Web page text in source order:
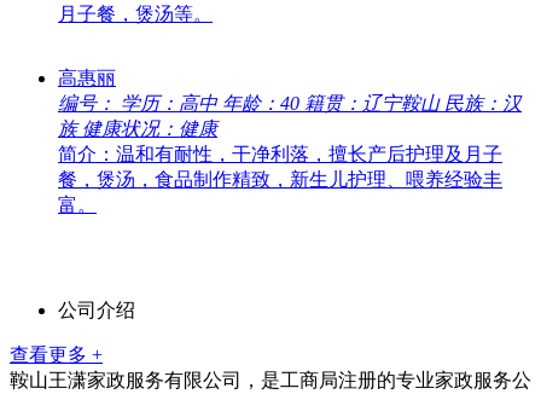
月子餐，煲汤等。
高惠丽
编号： 学历：高中 年龄：40 籍贯：辽宁鞍山 民族：汉
族 健康状况：健康
简介：温和有耐性，干净利落，擅长产后护理及月子
餐，煲汤，食品制作精致，新生儿护理、喂养经验丰
富。
公司介绍
查看更多 +
鞍山王潇家政服务有限公司，是工商局注册的专业家政服务公